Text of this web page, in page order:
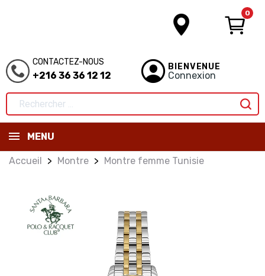
0
CONTACTEZ-NOUS
+216 36 36 12 12
BIENVENUE
Connexion
MENU
Accueil Montre Montre femme Tunisie